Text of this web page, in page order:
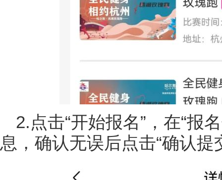
2.点击“开始报名”，在“报
息，确认无误后点击“确认提